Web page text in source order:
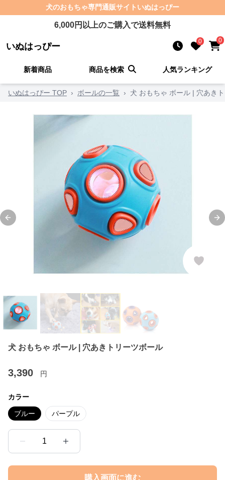
犬のおもちゃ専門通販サイト いぬはっぴー
6,000円以上のご購入で送料無料
いぬはっぴー 0 0
新着商品 商品を検索 人気ランキング
いぬはっぴー TOP › ボールの一覧 › 犬 おもちゃ ボール | 穴あき
Previous slide
犬 おもちゃ ボール | 穴あきトリーツボール
3,390 円
カラー
ブルー パープル
1
購入画面に進む